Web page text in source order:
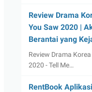
Review Drama
You Saw 2020 |
Berantai yang
Review Drama
2020 - Tell Me…
RentBook